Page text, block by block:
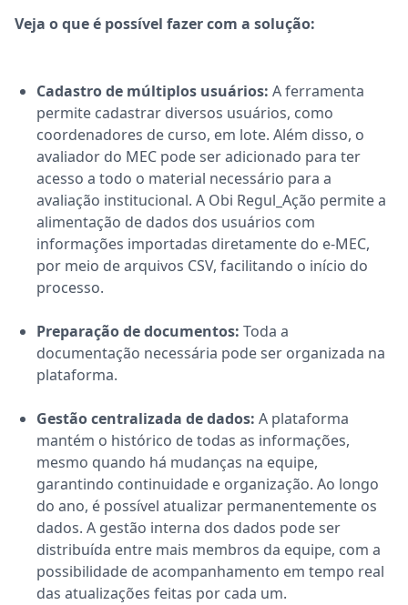
Veja o que é possível fazer com a solução:
Cadastro de múltiplos usuários: A ferramenta
permite cadastrar diversos usuários, como
coordenadores de curso, em lote. Além disso, o
avaliador do MEC pode ser adicionado para ter
acesso a todo o material necessário para a
avaliação institucional. A Obi Regul_Ação permite a
alimentação de dados dos usuários com
informações importadas diretamente do e-MEC,
por meio de arquivos CSV, facilitando o início do
processo.
Preparação de documentos: Toda a
documentação necessária pode ser organizada na
plataforma.
Gestão centralizada de dados: A plataforma
mantém o histórico de todas as informações,
mesmo quando há mudanças na equipe,
garantindo continuidade e organização. Ao longo
do ano, é possível atualizar permanentemente os
dados. A gestão interna dos dados pode ser
distribuída entre mais membros da equipe, com a
possibilidade de acompanhamento em tempo real
das atualizações feitas por cada um.